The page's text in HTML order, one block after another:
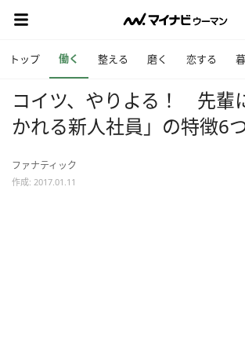
トップ 働く 整える 磨く 恋する
コイツ、やりよる！ 先輩
かれる新人社員」の特徴6
ファナティック
作成: 2017.01.11